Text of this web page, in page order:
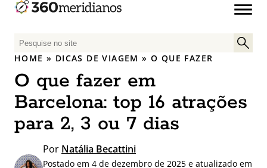
P
e
q
u
i
s
HOME » DICAS DE VIAGEM »O QUE FAZER
O que fazer em
Barcelona: top 16 atrações
para 2, 3 ou 7 dias
Por Natália Becattini
Postado em 4 de dezembro de 2025 e atualizado em